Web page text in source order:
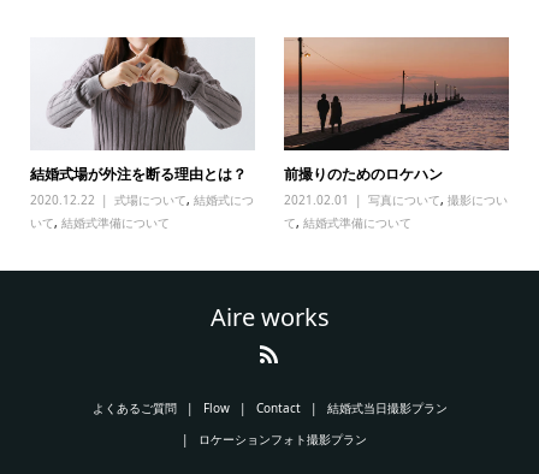
結婚式場が外注を断る理由とは？
2020.12.22 式場について, 結婚式につ
いて, 結婚式準備について
前撮りのためのロケハン
2021.02.01 写真について,撮影につい
て,結婚式準備について
Aire works
よくあるご質問 Flow Contact
結婚式当日撮影プラン
ロケーションフォト撮影プラン